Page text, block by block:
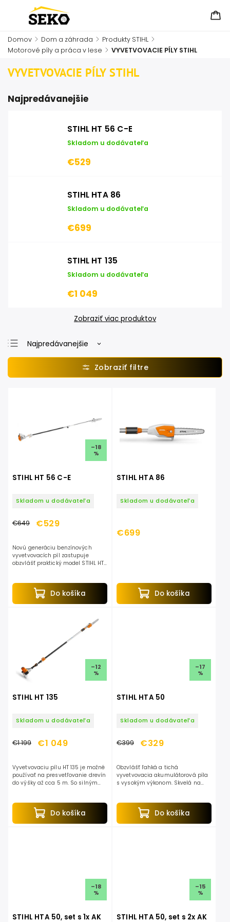
Domov / Dom a záhrada / Produkty STIHL /
Motorové píly a práca v lese / VYVETVOVACIE PÍLY STIHL
VYVETVOVACIE PÍLY STIHL
Najpredávanejšie
STIHL HT 56 C-E
Skladom u dodávateľa
€529
STIHL HTA 86
Skladom u dodávateľa
€699
STIHL HT 135
Skladom u dodávateľa
€1 049
Zobraziť viac produktov
Najpredávanejšie
Najlacnejšie
Najdrahšie
–18
%
STIHL HT 56 C-E
Skladom u dodávateľa
€649 €529
Do košíka
Novú generáciu benzínových
vyvetvovacích píl zastupuje
obzvlášť praktický model STIHL HT
zeme na konáre až do...
STIHL HTA 86
Skladom u dodávateľa
€699
Do košíka
–12
%
STIHL HT 135
Skladom u dodávateľa
€1 199 €1 049
Do košíka
Vyvetvovaciu pílu HT 135 je možné
používať na presvetľovanie drevín
do výšky až cca 5 m. So silným
–17
%
STIHL HTA 50
Skladom u dodávateľa
€399 €329
Do košíka
Obzvlášť ľahká a tichá
vyvetvovacia akumulátorová píla
s vysokým výkonom. Skvelá na
pevný hriadeľ. Celková dĺžka 280...
–18
%
STIHL HTA 50, set s 1x AK
–15
%
STIHL HTA 50, set s 2x AK